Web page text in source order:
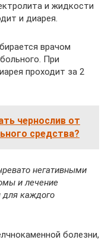
и жидкости
и диарея.
врачом
При
проходит за 2
чернослив от
средства?
негативными
и лечение
для каждого
болезни,